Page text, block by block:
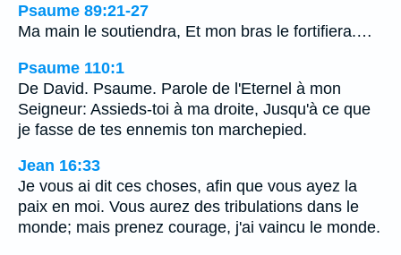
Psaume 89:21-27
Ma main le soutiendra, Et mon bras le fortifiera.…
Psaume 110:1
De David. Psaume. Parole de l'Eternel à mon
Seigneur: Assieds-toi à ma droite, Jusqu'à ce que
je fasse de tes ennemis ton marchepied.
Jean 16:33
Je vous ai dit ces choses, afin que vous ayez la
paix en moi. Vous aurez des tribulations dans le
monde; mais prenez courage, j'ai vaincu le monde.